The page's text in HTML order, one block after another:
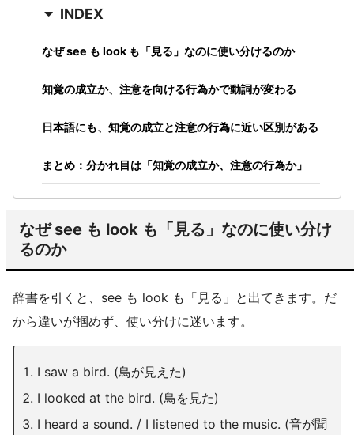
INDEX
なぜ see も look も「見る」なのに使い分けるのか
知覚の成立か、注意を向ける行為かで動詞が変わる
日本語にも、知覚の成立と注意の行為に近い区別がある
まとめ：分かれ目は「知覚の成立か、注意の行為か」
なぜ see も look も「見る」なのに使い分け
るのか
辞書を引くと、see も look も「見る」と出てきます。だ
から違いが掴めず、使い分けに迷います。
I saw a bird. (鳥が見えた)
I looked at the bird. (鳥を見た)
I heard a sound. / I listened to the music. (音が聞